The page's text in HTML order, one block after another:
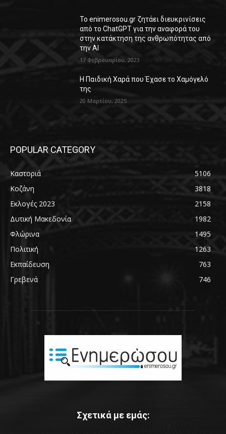
Το enimerosou.gr ζητάει διευκρινίσεις
από το ChatGPT για την αναφορά του
στην κατάκτηση της ανθρωπότητας από
την AI
17 Φεβρουαρίου, 2023
Η Παιδική Χαρά που Έχασε το Χαμόγελό
της
20 Μαρτίου, 2025
POPULAR CATEGORY
Καστοριά
5106
Κοζάνη
3818
Εκλογές 2023
2158
Δυτική Μακεδονία
1982
Φλώρινα
1495
Πολιτική
1263
Εκπαίδευση
763
Γρεβενά
746
Σχετικά με εμάς: